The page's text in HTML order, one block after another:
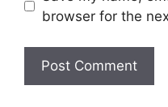
browser for the